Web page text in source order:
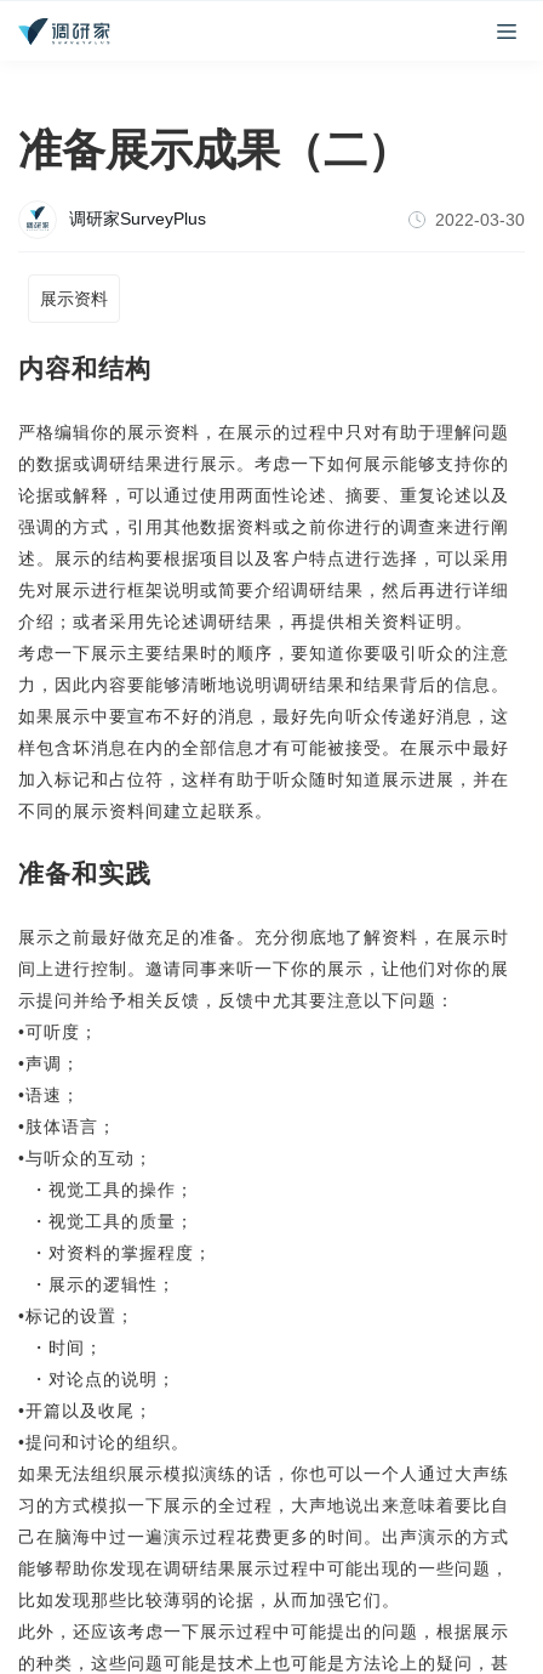
准备展示成果（二）
调研家SurveyPlus 2022-03-30
展示资料
内容和结构
严格编辑你的展示资料，在展示的过程中只对有助于理解问题
的数据或调研结果进行展示。考虑一下如何展示能够支持你的
论据或解释，可以通过使用两面性论述、摘要、重复论述以及
强调的方式，引用其他数据资料或之前你进行的调查来进行阐
述。展示的结构要根据项目以及客户特点进行选择，可以采用
先对展示进行框架说明或简要介绍调研结果，然后再进行详细
介绍；或者采用先论述调研结果，再提供相关资料证明。
考虑一下展示主要结果时的顺序，要知道你要吸引听众的注意
力，因此内容要能够清晰地说明调研结果和结果背后的信息。
如果展示中要宣布不好的消息，最好先向听众传递好消息，这
样包含坏消息在内的全部信息才有可能被接受。在展示中最好
加入标记和占位符，这样有助于听众随时知道展示进展，并在
不同的展示资料间建立起联系。
准备和实践
展示之前最好做充足的准备。充分彻底地了解资料，在展示时
间上进行控制。邀请同事来听一下你的展示，让他们对你的展
示提问并给予相关反馈，反馈中尤其要注意以下问题：
•可听度；
•声调；
•语速；
•肢体语言；
•与听众的互动；
・视觉工具的操作；
・视觉工具的质量；
・对资料的掌握程度；
・展示的逻辑性；
•标记的设置；
・时间；
・对论点的说明；
•开篇以及收尾；
•提问和讨论的组织。
如果无法组织展示模拟演练的话，你也可以一个人通过大声练
习的方式模拟一下展示的全过程，大声地说出来意味着要比自
己在脑海中过一遍演示过程花费更多的时间。出声演示的方式
能够帮助你发现在调研结果展示过程中可能出现的一些问题，
比如发现那些比较薄弱的论据，从而加强它们。
此外，还应该考虑一下展示过程中可能提出的问题，根据展示
的种类，这些问题可能是技术上也可能是方法论上的疑问，甚